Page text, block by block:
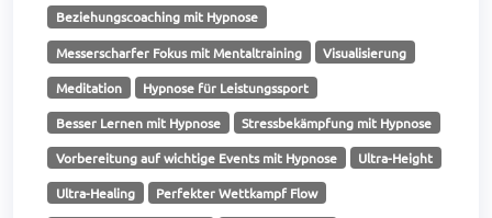
Beziehungscoaching mit Hypnose
Messerscharfer Fokus mit Mentaltraining Visualisierung
Meditation Hypnose für Leistungssport
Besser Lernen mit Hypnose Stressbekämpfung mit Hypnose
Vorbereitung auf wichtige Events mit Hypnose Ultra-Height
Ultra-Healing Perfekter Wettkampf Flow